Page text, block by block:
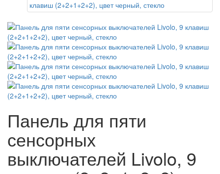
Панель для пяти
сенсорных
выключателей Livolo, 9